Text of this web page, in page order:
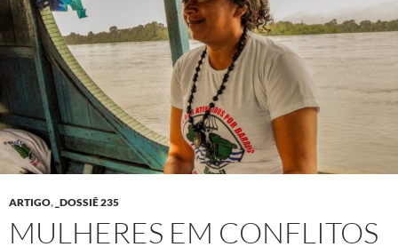
ARTIGO, _DOSSIÊ 235
MULHERES EM CONFLITOS